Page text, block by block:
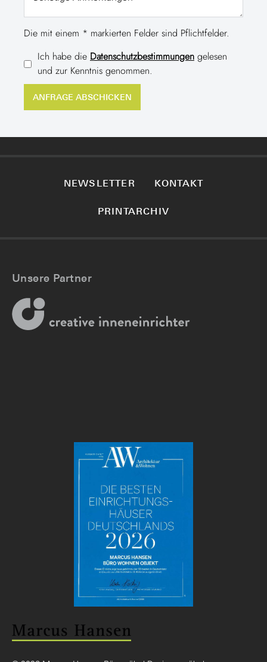
Die mit einem * markierten Felder sind Pflichtfelder.
Ich habe die Datenschutzbestimmungen gelesen
und zur Kenntnis genommen.
NEWSLETTER KONTAKT
PRINTARCHIV
Unsere Partner